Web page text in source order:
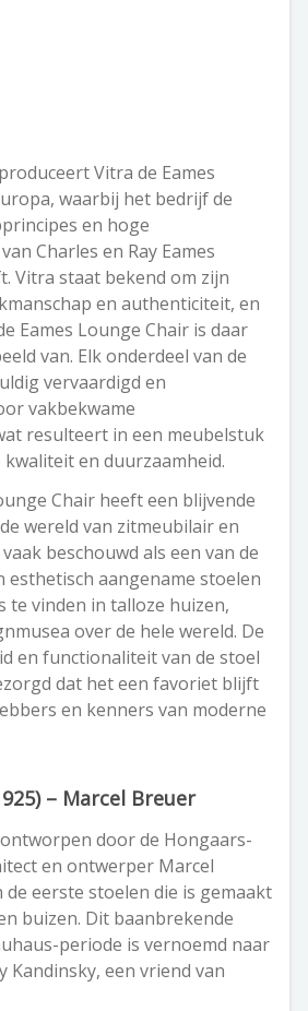
Vitra de Eames
waarbij het bedrijf de
en hoge
Charles en Ray Eames
Vitra staat bekend om zijn
en authenticiteit, en
Eames Lounge Chair is daar
van. Elk onderdeel van de
vervaardigd en
vakbekwame
resulteert in een meubelstuk
en duurzaamheid.
Chair heeft een blijvende
wereld van zitmeubilair en
beschouwd als een van de
esthetisch aangename stoelen
te vinden in talloze huizen,
over de hele wereld. De
en functionaliteit van de stoel
dat het een favoriet blijft
en kenners van moderne
– Marcel Breuer
door de Hongaars-
en ontwerper Marcel
de eerste stoelen die is gemaakt
buizen. Dit baanbrekende
periode is vernoemd naar
Kandinsky, een vriend van